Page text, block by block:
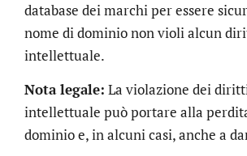
database dei marchi per essere
nome di dominio non violi alcun
intellettuale.
Nota legale: La violazione dei
intellettuale può portare alla
dominio e, in alcuni casi, anche a